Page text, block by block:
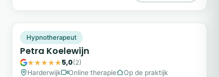
Plek beschikbaar
Hypnotherapeut
Petra Koelewijn
5,0(2)
Harderwijk
Online therapie
Op de praktijk